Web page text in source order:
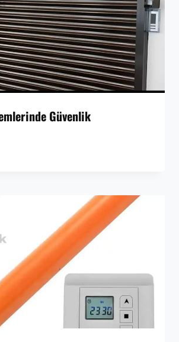
Güvenlik